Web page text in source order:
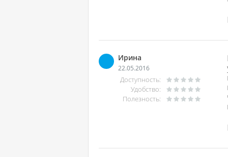
Ирина
22.05.2016
Доступность:
Удобство:
Полезность: